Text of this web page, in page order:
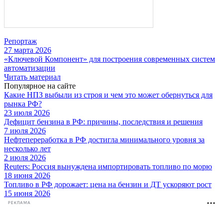
Репортаж
27 марта 2026
«Ключевой Компонент» для построения современных систем
автоматизации
Читать материал
Популярное на сайте
Какие НПЗ выбыли из строя и чем это может обернуться для
рынка РФ?
23 июля 2026
Дефицит бензина в РФ: причины, последствия и решения
7 июля 2026
Нефтепереработка в РФ достигла минимального уровня за
несколько лет
2 июля 2026
Reuters: Россия вынуждена импортировать топливо по морю
18 июня 2026
Топливо в РФ дорожает: цена на бензин и ДТ ускоряют рост
15 июня 2026
РЕКЛАМА